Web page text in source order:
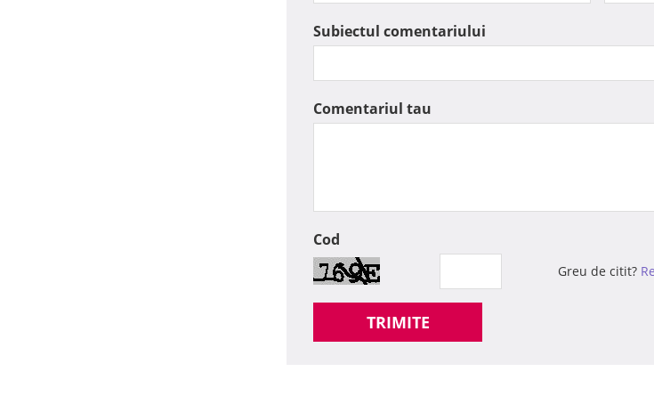
Subiectul comentariului
Comentariul tau
Cod
Greu de citit?
TRIMITE